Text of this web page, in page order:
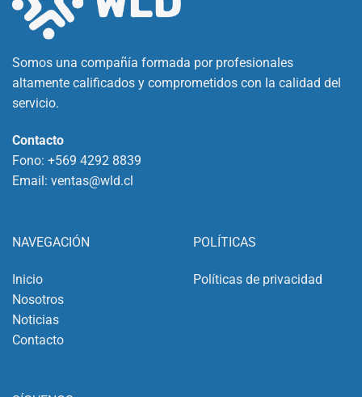
Somos una compañía formada por profesionales
altamente calificados y comprometidos con la calidad del
servicio.
Contacto
Fono: +569 4292 8839
Email: ventas@wld.cl
NAVEGACIÓN
Inicio
Nosotros
Noticias
Contacto
POLÍTICAS
Políticas de privacidad